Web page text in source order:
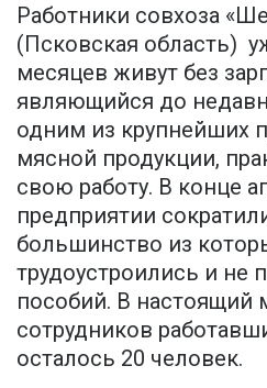
Работники совхоза
(Псковская область)
месяцев живут без
являющийся до
одним из крупнейших
мясной продукции,
свою работу. В конце
предприятии
большинство из
трудоустроились и не
пособий. В настоящий
сотрудников
осталось 20 человек.